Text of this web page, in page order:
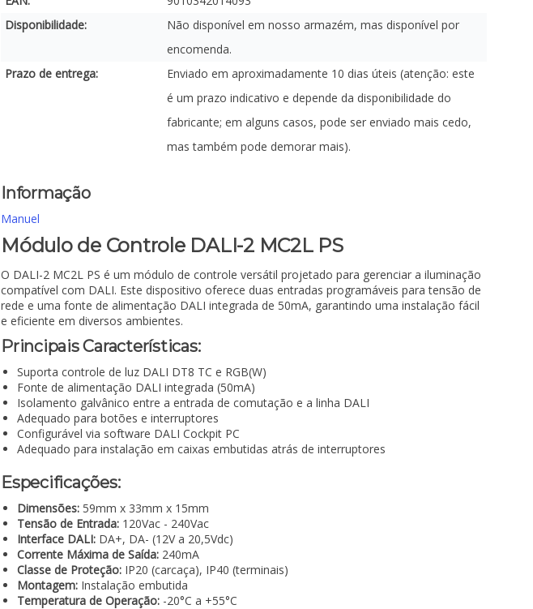
Disponibilidade:
Não disponível em nosso armazém, mas disponível por
encomenda.
Prazo de entrega:
Enviado em aproximadamente 10 dias úteis (atenção: este
é um prazo indicativo e depende da disponibilidade do
fabricante; em alguns casos, pode ser enviado mais cedo,
mas também pode demorar mais).
Informação
Manuel
Módulo de Controle DALI-2 MC2L PS
O DALI-2 MC2L PS é um módulo de controle versátil projetado para gerenciar a iluminação
compatível com DALI. Este dispositivo oferece duas entradas programáveis para tensão de
rede e uma fonte de alimentação DALI integrada de 50mA, garantindo uma instalação fácil
e eficiente em diversos ambientes.
Principais Características:
Suporta controle de luz DALI DT8 TC e RGB(W)
Fonte de alimentação DALI integrada (50mA)
Isolamento galvânico entre a entrada de comutação e a linha DALI
Adequado para botões e interruptores
Configurável via software DALI Cockpit PC
Adequado para instalação em caixas embutidas atrás de interruptores
Especificações:
Dimensões: 59mm x 33mm x 15mm
Tensão de Entrada: 120Vac - 240Vac
Interface DALI: DA+, DA- (12V a 20,5Vdc)
Corrente Máxima de Saída: 240mA
Classe de Proteção: IP20 (carcaça), IP40 (terminais)
Montagem: Instalação embutida
Temperatura de Operação: -20°C a +55°C